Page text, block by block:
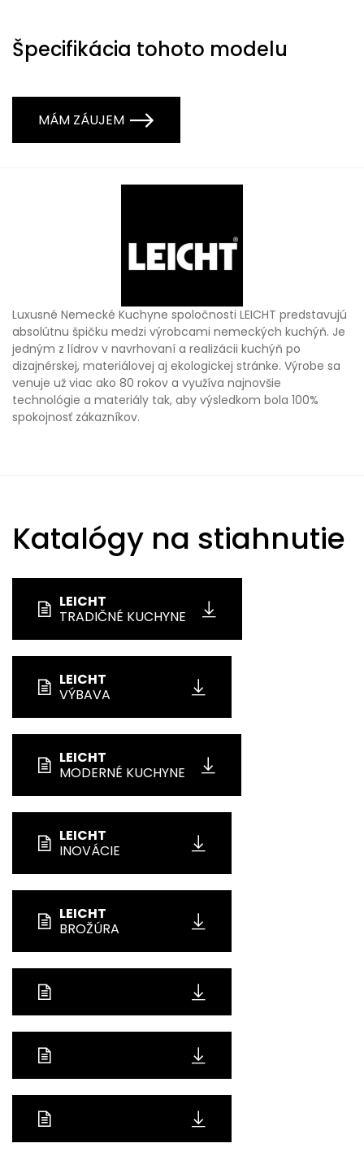
Špecifikácia tohoto modelu
MÁM ZÁUJEM
Luxusné Nemecké Kuchyne spoločnosti LEICHT predstavujú
absolútnu špičku medzi výrobcami nemeckých kuchýň. Je
jedným z lídrov v navrhovaní a realizácii kuchýň po
dizajnérskej, materiálovej aj ekologickej stránke. Výrobe sa
venuje už viac ako 80 rokov a využíva najnovšie
technológie a materiály tak, aby výsledkom bola 100%
spokojnosť zákazníkov.
Katalógy na stiahnutie
LEICHT
TRADIČNÉ KUCHYNE
LEICHT
VÝBAVA
LEICHT
MODERNÉ KUCHYNE
LEICHT
INOVÁCIE
LEICHT
BROŽÚRA